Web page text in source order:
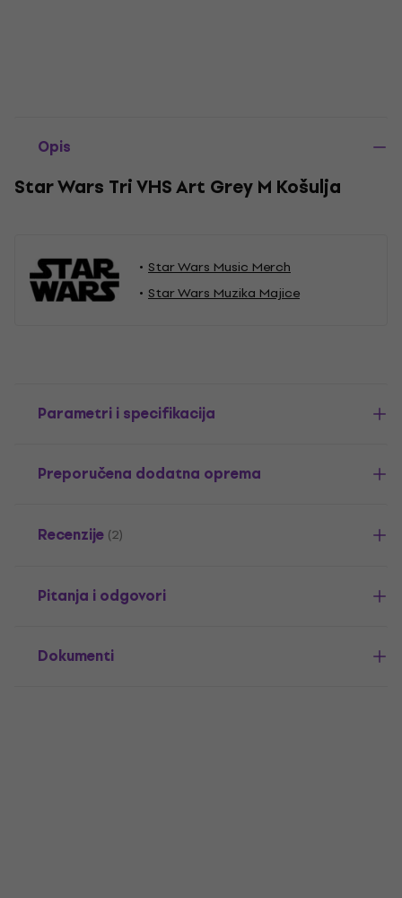
Opis
Star Wars Tri VHS Art Grey M Košulja
Star Wars Music Merch
Star Wars Muzika Majice
Parametri i specifikacija
Preporučena dodatna oprema
Recenzije (2)
Pitanja i odgovori
Dokumenti